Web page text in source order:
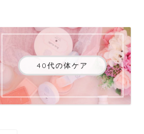
40代の体ケア